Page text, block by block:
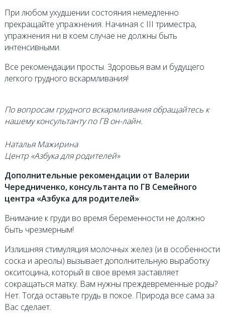
При любом ухудшении состояния немедленно
прекращайте упражнения. Начиная с III триместра,
упражнения ни в коем случае не должны быть
интенсивными.
Все рекомендации просты. Здоровья вам и будущего
легкого грудного вскармливания!
По вопросам грудного вскармливания обращайтесь к
нашему консультанту по ГВ он-лайн.
Наталья Мажирина
Центр «Азбука для родителей»
Дополнительные рекомендации от Валерии
Чередниченко, консультанта по ГВ Семейного
центра «Азбука для родителей»:
Внимание к груди во время беременности не должно
быть чрезмерным!
Излишняя стимуляция молочных желез (и в особенности
соска и ареолы) вызывает дополнительную выработку
окситоцина, который в свое время заставляет
сокращаться матку. Вам нужны преждевременные роды?
Нет. Тогда оставьте грудь в покое. Природа все сама за
Вас сделает.